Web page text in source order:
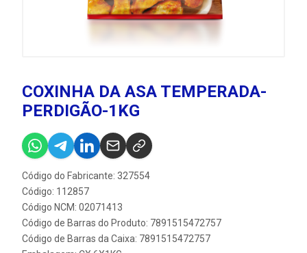
COXINHA DA ASA TEMPERADA-
PERDIGÃO-1KG
Código do Fabricante: 327554
Código: 112857
Código NCM: 02071413
Código de Barras do Produto: 7891515472757
Código de Barras da Caixa: 7891515472757